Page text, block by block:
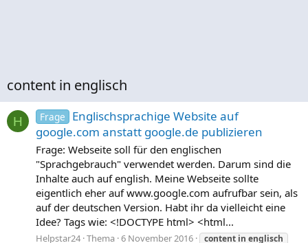
content in englisch
H Frage
Englischsprachige Website auf
google.com anstatt google.de publizieren
Frage: Webseite soll für den englischen
"Sprachgebrauch" verwendet werden. Darum sind die
Inhalte auch auf english. Meine Webseite sollte
eigentlich eher auf www.google.com aufrufbar sein, als
auf der deutschen Version. Habt ihr da vielleicht eine
Idee? Tags wie: <!DOCTYPE html> <html...
Helpstar24 Thema 6 November 2016 content in englisch